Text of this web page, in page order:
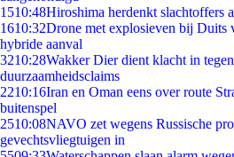
1510:48Hiroshima herdenkt slachtoffers
1610:32Drone met explosieven bij Duits
hybride aanval
3210:28Wakker Dier dient klacht in
duurzaamheidsclaims
2210:16Iran en Oman eens over route
buitenspel
2510:08NAVO zet wegens Russische
gevechtsvliegtuigen in